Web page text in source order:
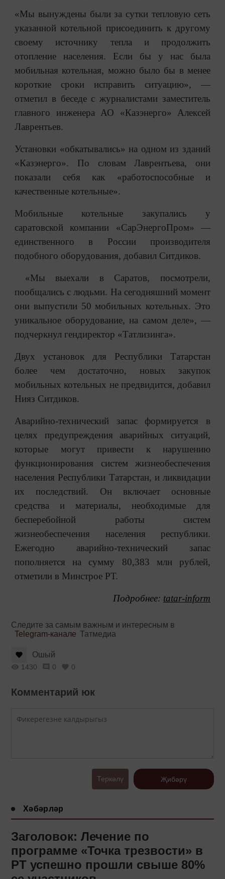
«Мы вынуждены были за сутки тепловую сеть
указанной котельной присоединить к другому
своему источнику тепла и продолжить
отопление населения. Если бы у нас была
мобильная котельная, можно было бы в менее
короткие сроки исправить ситуацию», —
отметил в беседе с журналистами заместитель
главного инженера АО «Казэнерго» Алексей
Лаврентьев.
Установки «обкатывались» на одном из зданий
«Казэнерго». По словам Лаврентьева, они
показали себя как «работоспособные и
качественные котельные».
Мобильные котельные закупались у
саратовской компании «СарЭнергоПром» —
единственного в России производителя
подобного оборудования, добавил Ситдиков.
«Мы выехали в Саратов, посмотрели,
пообщались с людьми. На сегодняшний момент
они выпустили 50 мобильных котельных. Это
уникальное оборудование, на самом деле», —
подчеркнул гендиректор «Татлизинга».
Двух установок для Республики Татарстан
более чем достаточно, новых закупок
мобильных котельных не предвидится, добавил
Нияз Ситдиков.
Аварийно-технический запас формируется в
целях предупреждения аварийных ситуаций,
которые могут привести к нарушению
функционирования систем жизнеобеспечения
населения Республики Татарстан, и ликвидации
их последствий. Он включает основные
средства и материалы, необходимые для
бесперебойной работы систем
жизнеобеспечения населения республики.
Ежегодно аварийно-технический запас
пополняется на сумму 80,383 млн рублей,
отметили в Минстрое РТ.
Подробнее: tatar-inform
Следите за самым важным и интересным в
Telegram-канале Татмедиа
Ошый
1430 0 0
Комментарий юк
Теркәлү Җибәрү
Хәбәрләр
Заголовок: Лечение по
программе «Точка трезвости» в
РТ успешно прошли свыше 80%